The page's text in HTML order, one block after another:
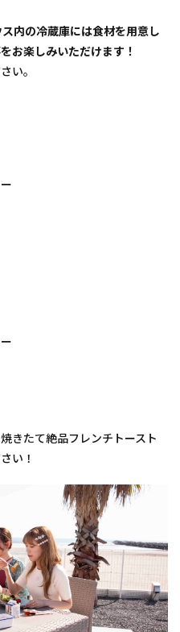
内の冷蔵庫には食材を用意し
お楽しみいただけます！
い。
きたて絶品フレンチトースト
い！